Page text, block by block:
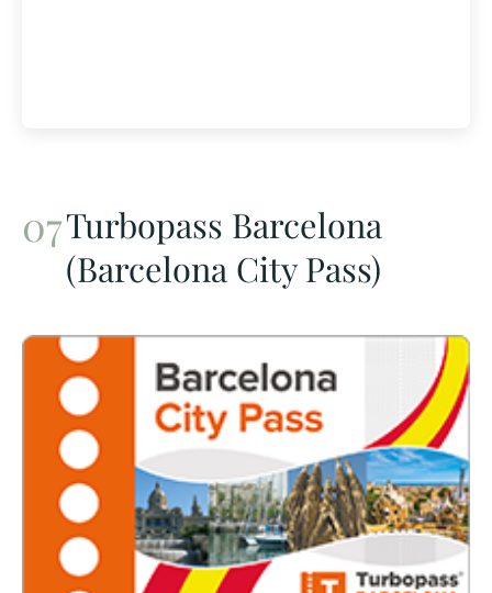
Turbopass Barcelona
(Barcelona City Pass)